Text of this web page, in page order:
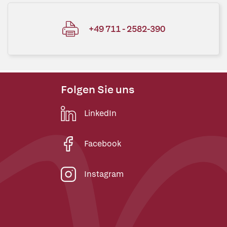
+49 711 - 2582-390
Folgen Sie uns
LinkedIn
Facebook
Instagram